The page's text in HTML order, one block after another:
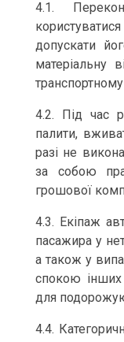
4.1.
допускати
матеріальну
4.2. Під час
палити,
разі не
за собою
грошової
4.3. Екіпаж
пасажира у
а також у
спокою
для
4.4.